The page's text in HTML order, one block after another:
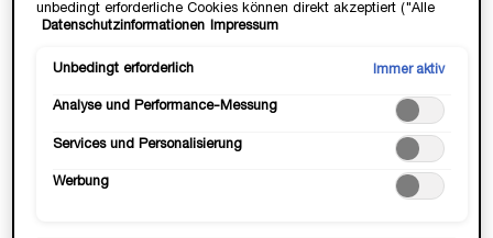
Ab einem Alter von etwa 40 bis 50 Jahren verlängert sich der
Zellerneuerungsprozess und kann bis zu 60 Tage dauern. Wenn
Hautzellen an der Hautoberfläche an.
Die Folgen einer verlangsamten Zellregeneration:
Der Teint wirkt stumpfer
Die Hautbarriere wird geschwächt
unbedingt erforderliche Cookies können direkt akzeptiert ("Alle
akzeptieren") oder abgelehnt ("Ohne Einwilligung fortfahren")
ebenfalls möglich und speicherbar ("Auswahl speichern"). Die
angepasst werden. Für weitere Informationen s. unsere
Datenschutzinformationen Impressum
Unbedingt erforderlich Immer aktiv
Analyse und Performance-Messung
Services und Personalisierung
Werbung